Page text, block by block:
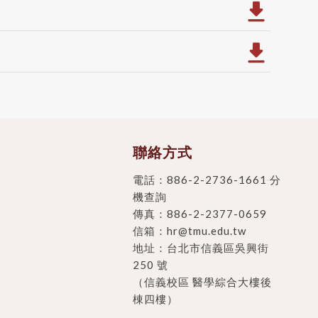
聯絡方式
電話： 886-2-2736-1661 分
機查詢
傳真：886-2-2377-0659
信箱： hr@tmu.edu.tw
地址： 台北市信義區吳興街
250 號
（信義校區 醫學綜合大樓後
棟四樓）